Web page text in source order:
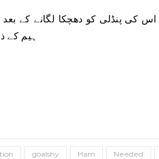
کی پنڈلی کو دھچکا لگانے کے
ہیم کے
goalshy Ham Needed